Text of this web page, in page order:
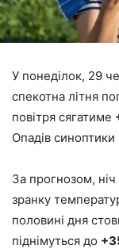
У понеділок, 29
спекотна літня
повітря сягатиме
Опадів
За прогнозом,
зранку
половині дня
піднімуться до